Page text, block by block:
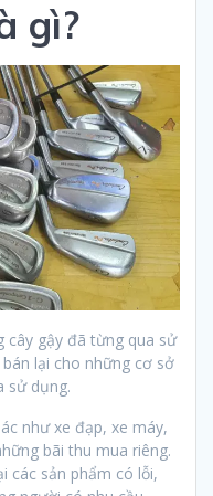
gì?
cây gậy đã từng qua sử
lại cho những cơ sở
sử dụng.
như xe đạp, xe máy,
bãi thu mua riêng.
các sản phẩm có lỗi,